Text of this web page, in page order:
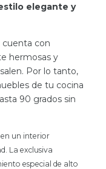
elegante y
con
hermosas y
Por lo tanto,
de tu cocina
90 grados sin
un interior
La exclusiva
especial de alto